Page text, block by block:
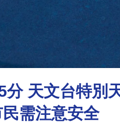
分 天文台特別
需注意安全